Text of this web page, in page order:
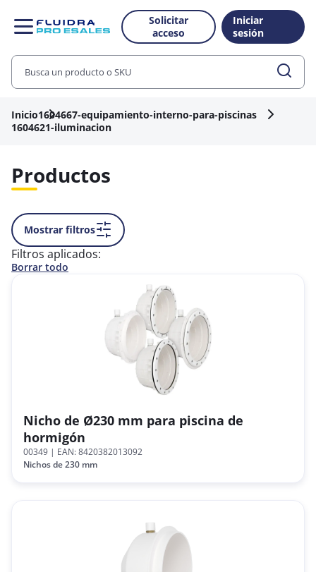
Solicitar
acceso
Iniciar
sesión
Inicio1604667-equipamiento-interno-para-piscinas
1604621-iluminacion
Productos
Mostrar filtros
Filtros aplicados:
Borrar todo
Nicho de Ø230 mm para piscina de
hormigón
00349 | EAN: 8420382013092
Nichos de 230 mm